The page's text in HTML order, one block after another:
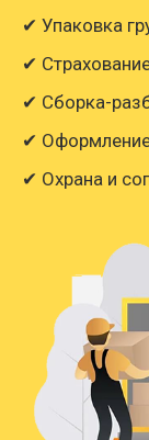
✔ Упаковка
✔
✔ Сборка-
✔
✔ Охрана и